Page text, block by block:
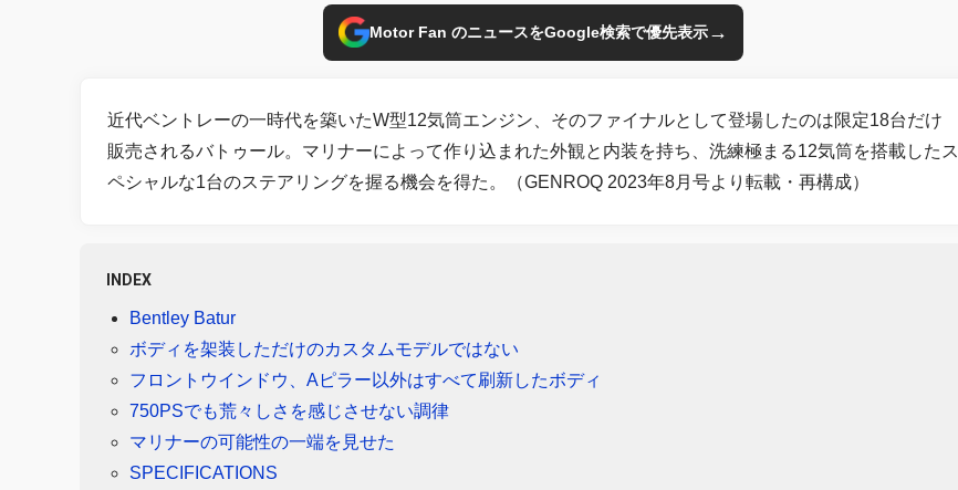
Motor Fan のニュースをGoogle検索で優先表示→
近代ベントレーの一時代を築いたW型12気筒エンジン、そのファイナルとして登場したのは限定18台だけ
販売されるバトゥール。マリナーによって作り込まれた外観と内装を持ち、洗練極まる12気筒を搭載したス
ペシャルな1台のステアリングを握る機会を得た。（GENROQ 2023年8月号より転載・再構成）
INDEX
Bentley Batur
ボディを架装しただけのカスタムモデルではない
フロントウインドウ、Aピラー以外はすべて刷新したボディ
750PSでも荒々しさを感じさせない調律
マリナーの可能性の一端を見せた
SPECIFICATIONS